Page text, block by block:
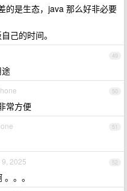
的是生态，java 那么好非必要
己的时间。
49
50
常方便
51
52
9, 2025
。。